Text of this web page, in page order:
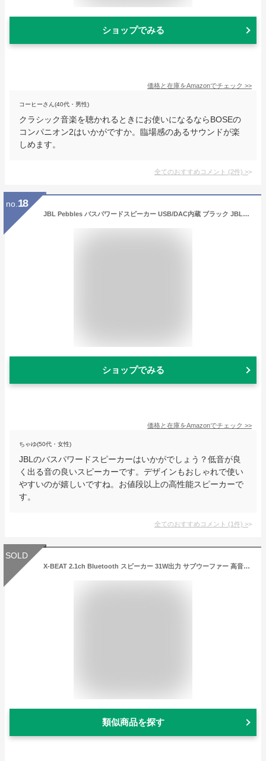
ショップでみる
価格と在庫をAmazonでチェック >>
コーヒーさん(40代・男性)
クラシック音楽を聴かれるときにお使いになるならBOSEの
コンパニオン2はいかがですか。臨場感のあるサウンドが楽
しめます。
全てのおすすめコメント (2件) >
no. 18
JBL Pebbles バスパワードスピーカー USB/DAC内蔵 ブラック JBLPEBBLESBLKJN
ショップでみる
価格と在庫をAmazonでチェック >>
ちゃゆ(50代・女性)
JBLのバスパワードスピーカーはいかがでしょう？低音が良
く出る音の良いスピーカーです。デザインもおしゃれで使い
やすいのが嬉しいですね。お値段以上の高性能スピーカーで
す。
全てのおすすめコメント (1件) >
SOLD
X-BEAT 2.1ch Bluetooth スピーカー 31W出力 サブウーファー 高音質 PC用 BZSP-30AIU(BK)
類似商品を探す